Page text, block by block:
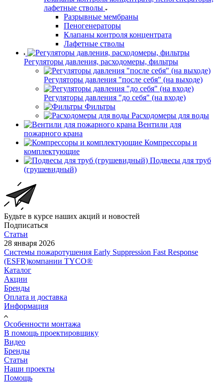
лафетные стволы
Разрывные мембраны
Пеногенераторы
Клапаны контроля концентрата
Лафетные стволы
Регуляторы давления, расходомеры, фильтры
Регуляторы давления "после себя" (на выходе)
Регуляторы давления "до себя" (на входе)
Фильтры
Расходомеры для воды
Вентили для
пожарного крана
Компрессоры и
комплектующие
Подвесы для труб
(грушевидный)
Будьте в курсе наших акций и новостей
Подписаться
Статьи
28 января 2026
Системы пожаротушения Early Suppression Fast Response
(ESFR)компании TYCO®
Каталог
Акции
Бренды
Оплата и доставка
Информация
Особенности монтажа
В помощь проектировщику
Видео
Бренды
Статьи
Наши проекты
Помощь